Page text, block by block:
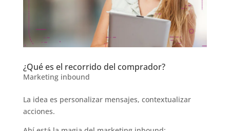
¿Qué es el recorrido del comprador?
Marketing inbound
La idea es personalizar mensajes, contextualizar
acciones.